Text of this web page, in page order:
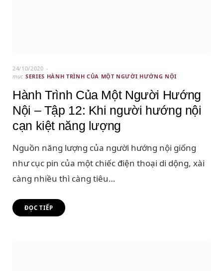
24/10/2020
mục SERIES HÀNH TRÌNH CỦA MỘT NGƯỜI HƯỚNG NỘI
Hành Trình Của Một Người Hướng
Nội – Tập 12: Khi người hướng nội
cạn kiệt năng lượng
Nguồn năng lượng của người hướng nội giống
như cục pin của một chiếc điện thoại di dộng, xài
càng nhiều thì càng tiêu…
ĐỌC TIẾP